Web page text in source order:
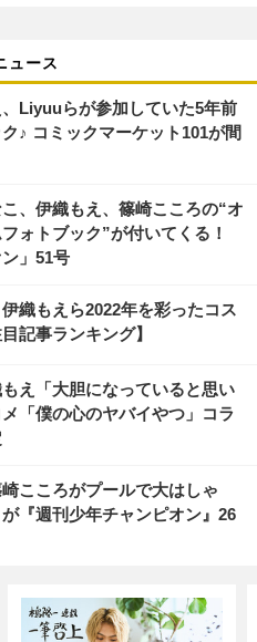
ュース
、Liyuuらが参加していた5年前
♪ コミックマーケット101が間
、伊織もえ、篠崎こころの“オ
ォトブック”が付いてくる！
ン」51号
織もえら2022年を彩ったコス
記事ランキング】
え「大胆になっていると思い
「僕の心のヤバイやつ」コラ
こころがプールで大はしゃ
『週刊少年チャンピオン』26